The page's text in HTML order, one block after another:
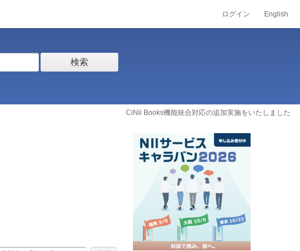
ログイン English
検索
CiNii Books機能統合対応の追加実施をいたしました